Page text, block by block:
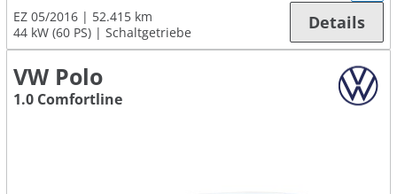
EZ 05/2016
52.415 km
44 kW (60 PS)
Schaltgetriebe Details
VW Polo
1.0 Comfortline